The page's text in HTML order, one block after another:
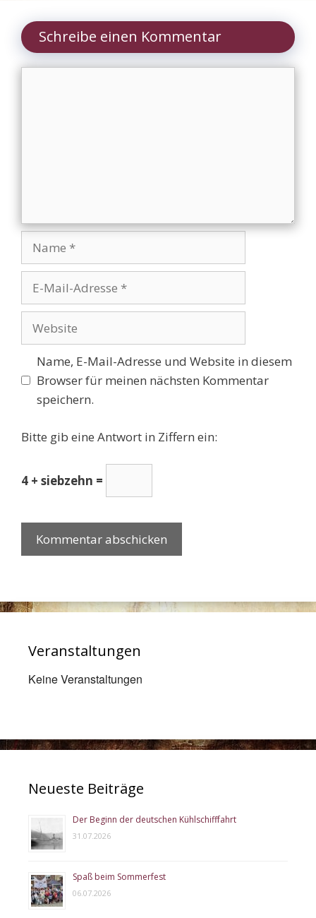
Schreibe einen Kommentar
Name
Website
Name, E-Mail-Adresse und Website in diesem
Browser für meinen nächsten Kommentar
speichern.
Bitte gib eine Antwort in Ziffern ein:
4 + siebzehn =
Veranstaltungen
Keine Veranstaltungen
Neueste Beiträge
Der Beginn der deutschen Kühlschifffahrt
31.07.2026
Spaß beim Sommerfest
06.07.2026